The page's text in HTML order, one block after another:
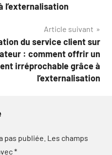
l’externalisation
Article suivant
du service client sur
: comment offrir un
irréprochable grâce à
l’externalisation
pas publiée. Les champs
*